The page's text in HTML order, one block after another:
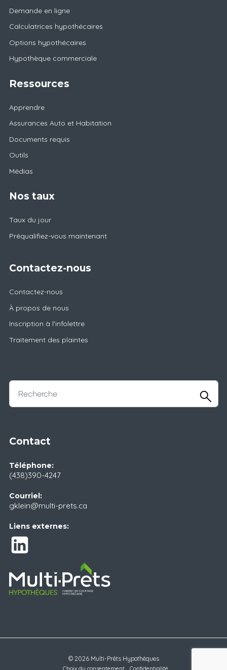
Demande en ligne
Calculatrices hypothécaires
Options hypothécaires
Hypothèque commerciale
Ressources
Apprendre
Assurances Auto et Habitation
Documents requis
Outils
Médias
Nos taux
Taux du jour
Préqualifiez-vous maintenant
Contactez-nous
Contactez-nous
À propos de nous
Inscription à l'infolettre
Traitement des plaintes
Contact
Téléphone:
(438)390-4247
Courriel:
gklein@multi-prets.ca
Liens externes:
© 2026 Multi-Prêts Hypothèques